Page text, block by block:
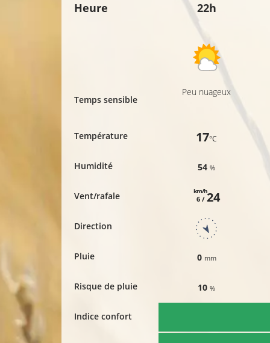
Heure
Temps sensible
Température
Humidité
Vent/rafale
Direction
Pluie
Risque de pluie
Indice confort
22h
Peu nuageux
17°C
54%
6 /
km/h24
0 mm
10%